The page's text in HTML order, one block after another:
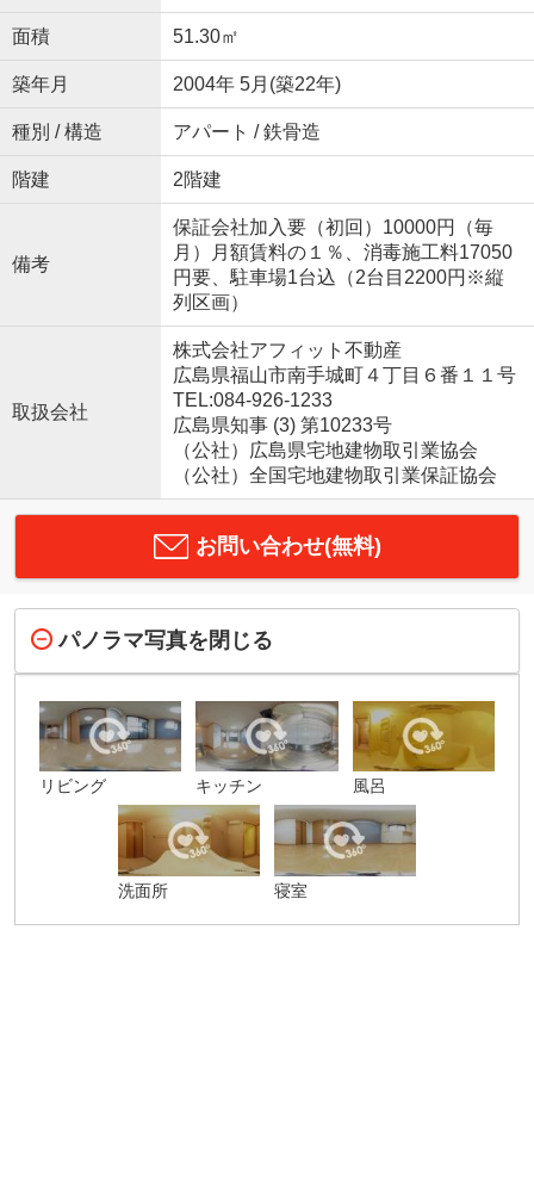
面積 51.30㎡
築年月 2004年 5月(築22年)
種別 / 構造 アパート / 鉄骨造
階建 2階建
備考
保証会社加入要（初回）10000円（毎
月）月額賃料の１％、消毒施工料17050
円要、駐車場1台込（2台目2200円※縦
列区画）
取扱会社
株式会社アフィット不動産
広島県福山市南手城町４丁目６番１１号
TEL:084-926-1233
広島県知事 (3) 第10233号
（公社）広島県宅地建物取引業協会
（公社）全国宅地建物取引業保証協会
お問い合わせ(無料)
パノラマ写真を閉じる
リビング キッチン 風呂
洗面所 寝室